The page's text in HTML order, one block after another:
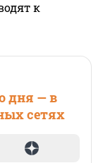
к
дня — в
сетях